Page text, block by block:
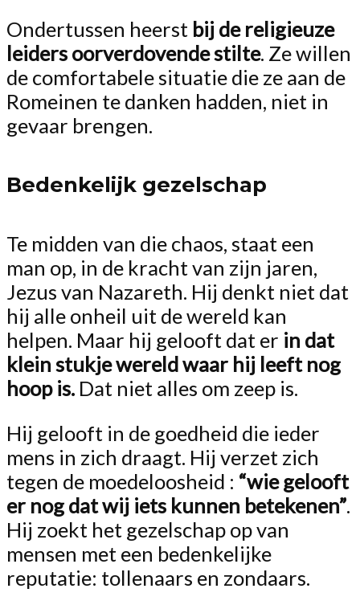
Ondertussen heerst bij de religieuze
leiders oorverdovende stilte. Ze willen
de comfortabele situatie die ze aan de
Romeinen te danken hadden, niet in
gevaar brengen.
Bedenkelijk gezelschap
Te midden van die chaos, staat een
man op, in de kracht van zijn jaren,
Jezus van Nazareth. Hij denkt niet dat
hij alle onheil uit de wereld kan
helpen. Maar hij gelooft dat er in dat
klein stukje wereld waar hij leeft nog
hoop is. Dat niet alles om zeep is.
Hij gelooft in de goedheid die ieder
mens in zich draagt. Hij verzet zich
tegen de moedeloosheid : “wie gelooft
er nog dat wij iets kunnen betekenen”.
Hij zoekt het gezelschap op van
mensen met een bedenkelijke
reputatie: tollenaars en zondaars.